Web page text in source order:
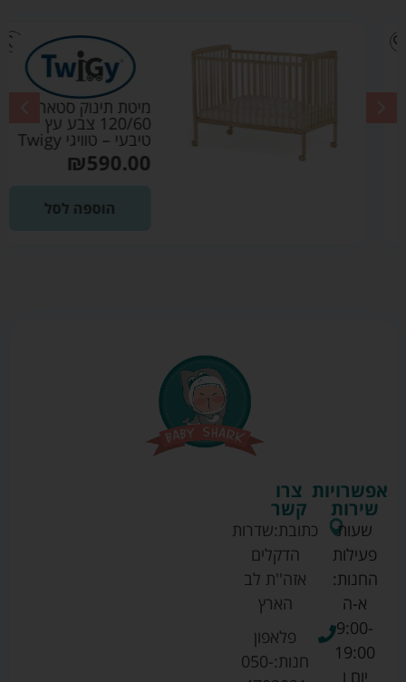
מיטת תינוק סטארלייט
120/60 צבע עץ
טיבעי – טוויגי Twigy
₪590.00
הוספה לסל
צרו
קשר
כתובת:שדרות
הדקלים
אזה''ת לב
הארץ
פלאפון
חנות:050-
אפשרויות
שירות
שעות
פעילות
החנות:
א-ה
9:00-
19:00
יום ו